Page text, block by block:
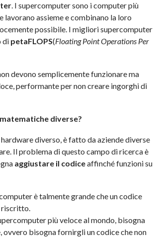
. I supercomputer sono i computer più
lavorano assieme e combinano la loro
possibile. I migliori supercomputer
di petaFLOPS(Floating Point Operations Per
devono semplicemente funzionare ma
performante per non creare ingorghi di
diverse?
diverso, è fatto da aziende diverse
Il problema di questo campo di ricerca è
aggiustare il codiceaffinché funzioni su
è talmente grande che un codice
riscritto.
più veloce al mondo, bisogna
bisogna fornirgli un codice che non